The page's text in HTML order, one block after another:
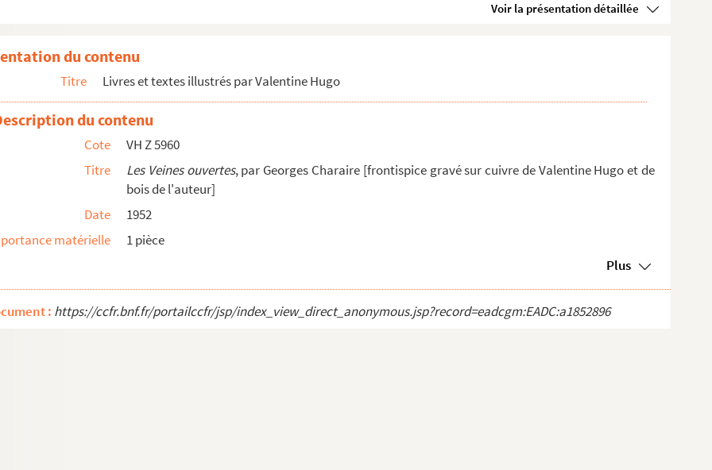
Voir la présentation détaillée
poètes de sept ans"
par André Breton ; préface de Théophile Gautier f...
et une tête de chat
des Ballets Russes, théâtre des Champs-Elysées
forêt
5
du contenu
Titre Livres et textes illustrés par Valentine Hugo
du contenu
Cote
VH Z 5960
Titre
Les Veines ouvertes, par Georges Charaire [frontispice gravé sur cuivre de Valentine Hugo et de
bois de l'auteur]
Date
1952
matérielle
1 pièce
Plus
: https://ccfr.bnf.fr/portailccfr/jsp/index_view_direct_anonymous.jsp?record=eadcgm:EADC:a1852896